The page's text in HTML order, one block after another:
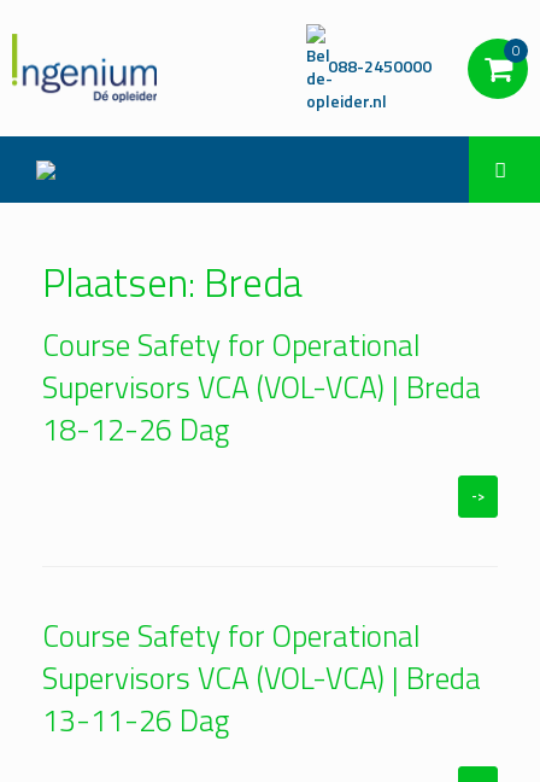
088-2450000
0
Plaatsen: Breda
Course Safety for Operational
Supervisors VCA (VOL-VCA) | Breda
18-12-26 Dag
->
Course Safety for Operational
Supervisors VCA (VOL-VCA) | Breda
13-11-26 Dag